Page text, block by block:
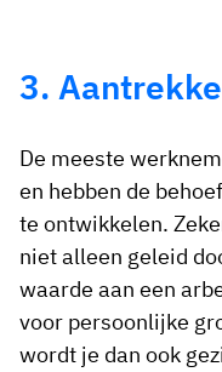
3.
De meeste
en hebben de
te ontwikkelen.
niet alleen geleid
waarde aan een
voor persoonlijke
wordt je dan ook